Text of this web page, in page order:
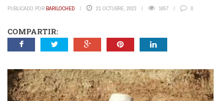
PUBLICADO POR BARILOCHED 21 OCTUBRE, 2023 1657 0
COMPARTIR: